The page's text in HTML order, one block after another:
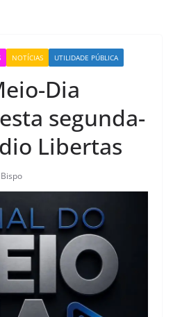
NOTÍCIAS UTILIDADE PÚBLICA
Dia
segunda-
Libertas